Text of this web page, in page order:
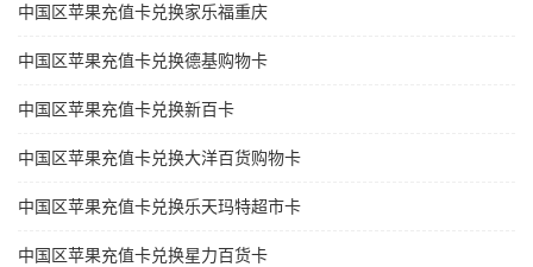
中国区苹果充值卡兑换家乐福重庆
中国区苹果充值卡兑换德基购物卡
中国区苹果充值卡兑换新百卡
中国区苹果充值卡兑换大洋百货购物卡
中国区苹果充值卡兑换乐天玛特超市卡
中国区苹果充值卡兑换星力百货卡